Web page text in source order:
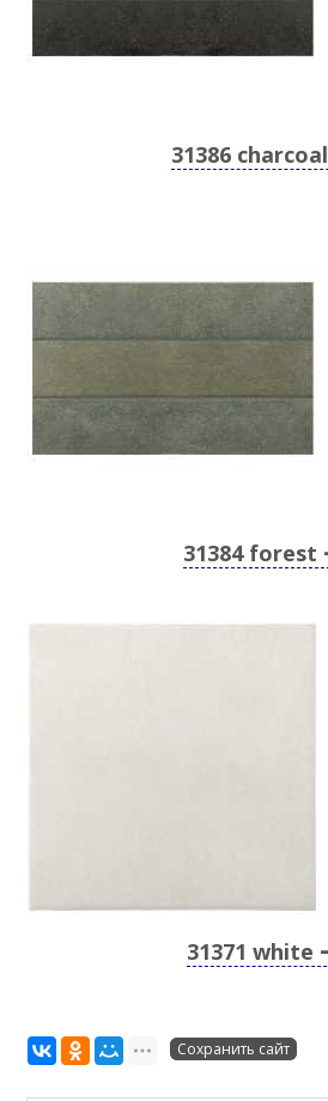
31386 charcoal
31384 forest
31371 white
Сохранить сайт